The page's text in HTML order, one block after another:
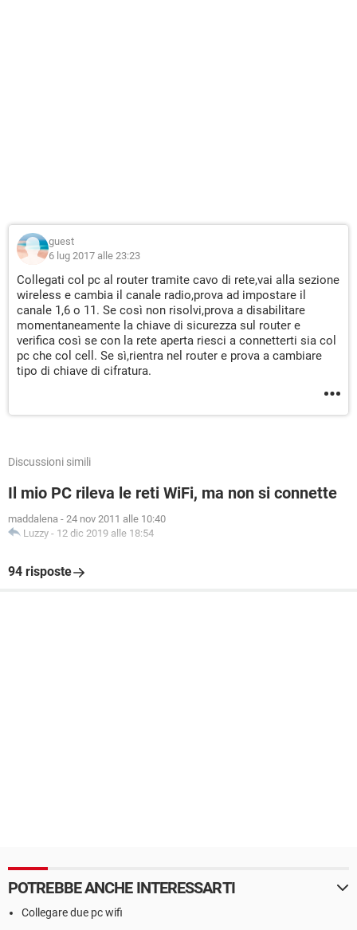
guest
6 lug 2017 alle 23:23
Collegati col pc al router tramite cavo di rete,vai alla sezione
wireless e cambia il canale radio,prova ad impostare il
canale 1,6 o 11. Se così non risolvi,prova a disabilitare
momentaneamente la chiave di sicurezza sul router e
verifica così se con la rete aperta riesci a connetterti sia col
pc che col cell. Se sì,rientra nel router e prova a cambiare
tipo di chiave di cifratura.
Discussioni simili
Il mio PC rileva le reti WiFi, ma non si connette
maddalena - 24 nov 2011 alle 10:40
Luzzy - 12 dic 2019 alle 18:54
94 risposte
POTREBBE ANCHE INTERESSARTI
Collegare due pc wifi